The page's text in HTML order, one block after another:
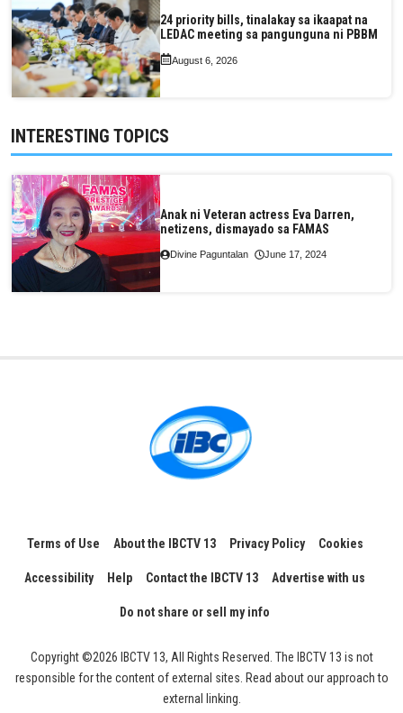
24 priority bills, tinalakay sa ikaapat na
LEDAC meeting sa pangunguna ni PBBM
August 6, 2026
INTERESTING TOPICS
Anak ni Veteran actress Eva Darren,
netizens, dismayado sa FAMAS
Divine Paguntalan June 17, 2024
Terms of Use About the IBCTV 13 Privacy Policy Cookies
Accessibility Help Contact the IBCTV 13 Advertise with us
Do not share or sell my info
Copyright ©2026 IBCTV 13, All Rights Reserved. The IBCTV 13 is not
responsible for the content of external sites. Read about our approach to
external linking.